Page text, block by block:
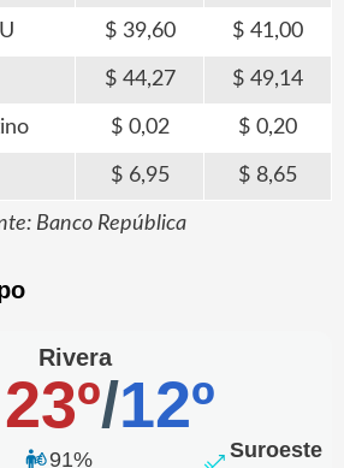
39,60 41,00
44,27 49,14
0,02 0,20
6,95 8,65
Banco República
Rivera
23º/12º
91% Suroeste